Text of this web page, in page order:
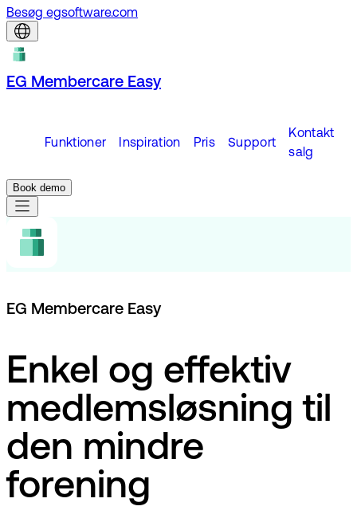
Besøg egsoftware.com
EG Membercare Easy
Funktioner Inspiration Pris Support
Kontakt
salg
Book demo
EG Membercare Easy
Enkel og effektiv
medlemsløsning til
den mindre
forening